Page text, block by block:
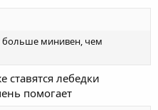
больше минивен, чем
лебедки
помогает